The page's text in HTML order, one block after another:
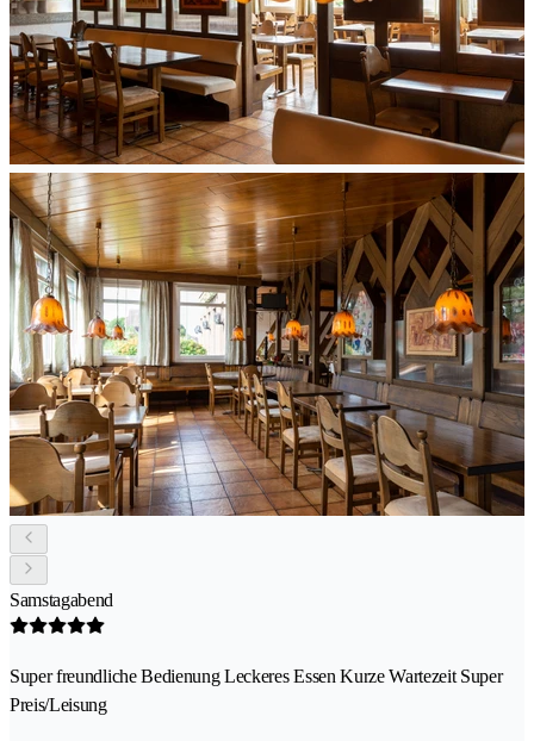
Samstagabend
Super freundliche Bedienung Leckeres Essen Kurze Wartezeit Super
Preis/Leisung